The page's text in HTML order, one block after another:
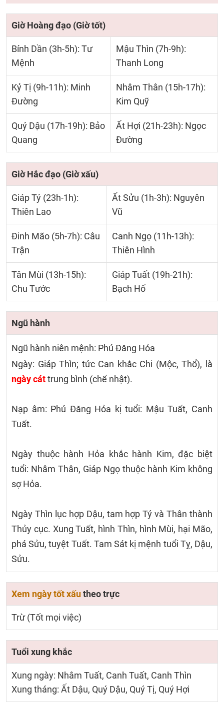
Giờ Hoàng đạo (Giờ tốt)
Bính Dần (3h-5h): Tư
Mệnh
Mậu Thìn (7h-9h):
Thanh Long
Kỷ Tị (9h-11h): Minh
Đường
Nhâm Thân (15h-17h):
Kim Quỹ
Quý Dậu (17h-19h): Bảo
Quang
Ất Hợi (21h-23h): Ngọc
Đường
Giờ Hắc đạo (Giờ xấu)
Giáp Tý (23h-1h):
Thiên Lao
Ất Sửu (1h-3h): Nguyên
Vũ
Đinh Mão (5h-7h): Câu
Trận
Canh Ngọ (11h-13h):
Thiên Hình
Tân Mùi (13h-15h):
Chu Tước
Giáp Tuất (19h-21h):
Bạch Hổ
Ngũ hành
Ngũ hành niên mệnh: Phú Đăng Hỏa
Ngày: Giáp Thìn; tức Can khắc Chi (Mộc, Thổ), là
ngày cáttrung bình (chế nhật).
Nạp âm: Phú Đăng Hỏa kị tuổi: Mậu Tuất, Canh
Tuất.
Ngày thuộc hành Hỏa khắc hành Kim, đặc biệt
tuổi: Nhâm Thân, Giáp Ngọ thuộc hành Kim không
sợ Hỏa.
Ngày Thìn lục hợp Dậu, tam hợp Tý và Thân thành
Thủy cục. Xung Tuất, hình Thìn, hình Mùi, hại Mão,
phá Sửu, tuyệt Tuất. Tam Sát kị mệnh tuổi Tỵ, Dậu,
Sửu.
Xem ngày tốt xấutheo trực
Trừ (Tốt mọi việc)
Tuổi xung khắc
Xung ngày: Nhâm Tuất, Canh Tuất, Canh Thìn
Xung tháng: Ất Dậu, Quý Dậu, Quý Tị, Quý Hợi